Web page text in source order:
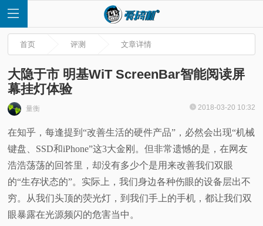
首
页
快
讯
首页 评测 文章详情
大隐于市 明基WiT ScreenBar智能阅读屏
幕挂灯体验
量衡 2018-03-20 10:32
在知乎，每逢提到“改善生活的硬件产品”，必然会出现“机械
键盘、SSD和iPhone”这3大金刚。但非常遗憾的是，在网友
浩浩荡荡的回答里，却没有多少个是用来改善我们双眼
的“生存状态的”。实际上，我们身边各种伤眼的设备层出不
穷。从我们头顶的荧光灯，到我们手上的手机，都让我们双
眼暴露在光源频闪的危害当中。